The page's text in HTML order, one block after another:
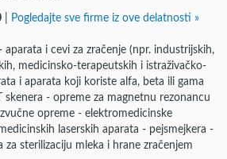
Pogledajte sve firme iz ove delatnosti »
i cevi za zračenje (npr. industrijskih,
medicinsko-terapeutskih i istraživačko-
i aparata koji koriste alfa, beta ili gama
skenera - opreme za magnetnu rezonancu
opreme - elektromedicinske
laserskih aparata - pejsmejkera -
za sterilizaciju mleka i hrane zračenjem